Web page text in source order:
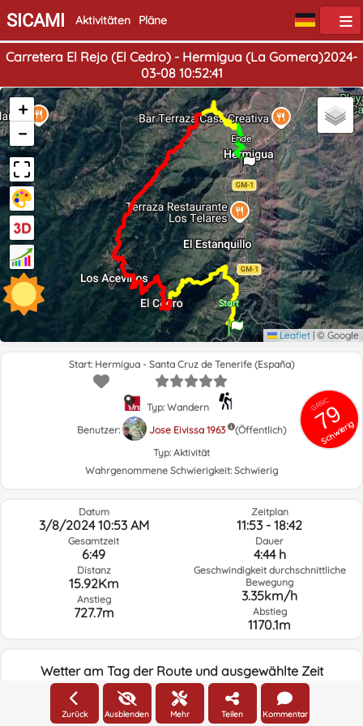
SICAMI Aktivitäten Pläne
Carretera El Rejo (El Cedro) - Hermigua (La Gomera)2024-
03-08 10:52:41
Start
Ende
+
−
Leaflet | © Google
GRSIC
79
Schwierig
Start: Hermigua - Santa Cruz de Tenerife (España)
Typ: Wandern
Benutzer:
Jose Eivissa 1963
(Öffentlich)
Typ: Aktivität
Wahrgenommene Schwierigkeit: Schwierig
Datum
3/8/2024 10:53 AM
Gesamtzeit
6:49
Distanz
15.92Km
Anstieg
727.7m
Zeitplan
11:53 - 18:42
Dauer
4:44 h
Geschwindigkeit durchschnittliche
Bewegung
3.35km/h
Abstieg
1170.1m
Wetter am Tag der Route und ausgewählte Zeit
10:00
Zurück Ausblenden Mehr Teilen Kommentar